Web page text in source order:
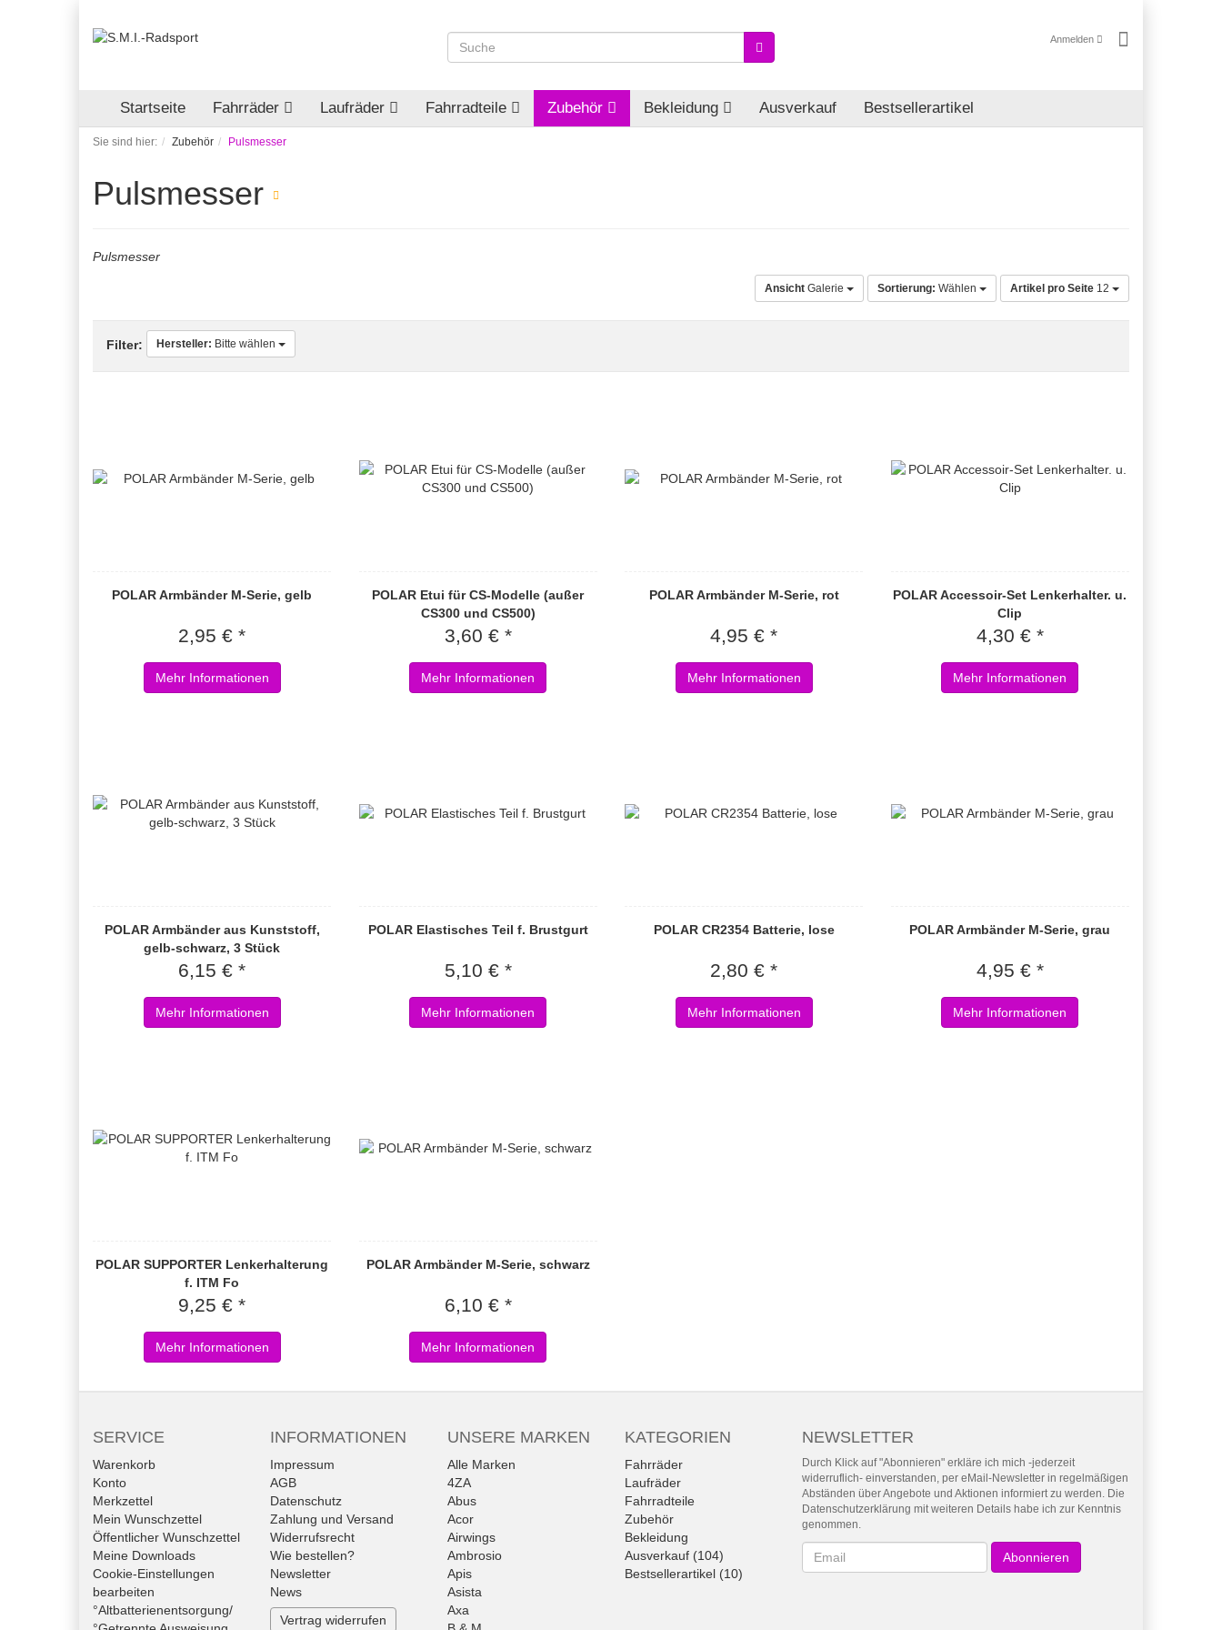
Anmelden
Startseite Fahrräder Laufräder Fahrradteile Zubehör Bekleidung Ausverkauf Bestsellerartikel
Sie sind hier: Zubehör Pulsmesser
Pulsmesser
Pulsmesser
Ansicht Galerie Sortierung: Wählen Artikel pro Seite 12
Filter: Hersteller: Bitte wählen
POLAR Armbänder M-Serie, gelb
2,95 € *
Mehr Informationen
POLAR Etui für CS-Modelle (außer
CS300 und CS500)
3,60 € *
Mehr Informationen
POLAR Armbänder M-Serie, rot
4,95 € *
Mehr Informationen
POLAR Accessoir-Set Lenkerhalter. u.
Clip
4,30 € *
Mehr Informationen
POLAR Armbänder aus Kunststoff,
gelb-schwarz, 3 Stück
6,15 € *
Mehr Informationen
POLAR Elastisches Teil f. Brustgurt
5,10 € *
Mehr Informationen
POLAR CR2354 Batterie, lose
2,80 € *
Mehr Informationen
POLAR Armbänder M-Serie, grau
4,95 € *
Mehr Informationen
POLAR SUPPORTER Lenkerhalterung
f. ITM Fo
9,25 € *
Mehr Informationen
POLAR Armbänder M-Serie, schwarz
6,10 € *
Mehr Informationen
SERVICE
Warenkorb
Konto
Merkzettel
Mein Wunschzettel
Öffentlicher Wunschzettel
Meine Downloads
Cookie-Einstellungen
bearbeiten
°Altbatterienentsorgung/
INFORMATIONEN
Impressum
AGB
Datenschutz
Zahlung und Versand
Widerrufsrecht
Wie bestellen?
Newsletter
News
Vertrag widerrufen
UNSERE MARKEN
Alle Marken
4ZA
Abus
Acor
Airwings
Ambrosio
Apis
Asista
Axa
KATEGORIEN
Fahrräder
Laufräder
Fahrradteile
Zubehör
Bekleidung
Ausverkauf (104)
Bestsellerartikel (10)
NEWSLETTER
Durch Klick auf "Abonnieren" erkläre ich mich -jederzeit
widerruflich- einverstanden, per eMail-Newsletter in regelmäßigen
Abständen über Angebote und Aktionen informiert zu werden. Die
Datenschutzerklärung mit weiteren Details habe ich zur Kenntnis
genommen.
Newsletter Abonnieren